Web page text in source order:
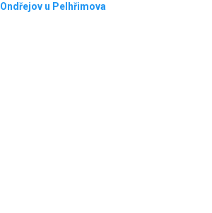
Ondřejov u Pelhřimova